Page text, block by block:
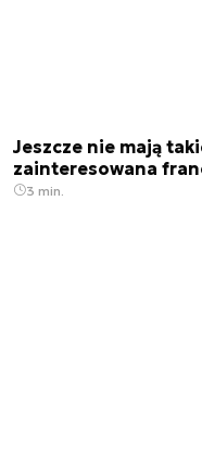
Jeszcze nie mają
zainteresowana
3 min.